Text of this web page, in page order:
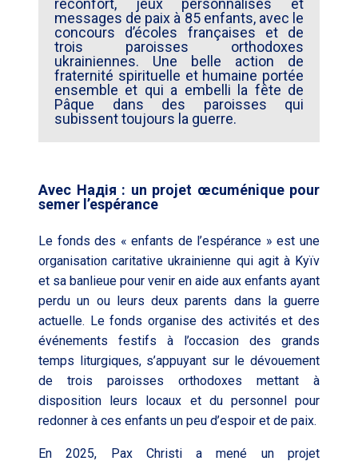
réconfort, jeux personnalisés et
messages de paix à 85 enfants, avec le
concours d’écoles françaises et de
trois paroisses orthodoxes
ukrainiennes. Une belle action de
fraternité spirituelle et humaine portée
ensemble et qui a embelli la fête de
Pâque dans des paroisses qui
subissent toujours la guerre.
Avec Hадія : un projet œcuménique pour
semer l’espérance
Le fonds des « enfants de l’espérance » est une
organisation caritative ukrainienne qui agit à Kyïv
et sa banlieue pour venir en aide aux enfants ayant
perdu un ou leurs deux parents dans la guerre
actuelle. Le fonds organise des activités et des
événements festifs à l’occasion des grands
temps liturgiques, s’appuyant sur le dévouement
de trois paroisses orthodoxes mettant à
disposition leurs locaux et du personnel pour
redonner à ces enfants un peu d’espoir et de paix.
En 2025, Pax Christi a mené un projet